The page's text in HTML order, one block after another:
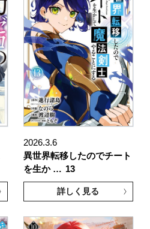
2026.3.6
異世界転移したのでチート
を生か … 13
詳しく見る